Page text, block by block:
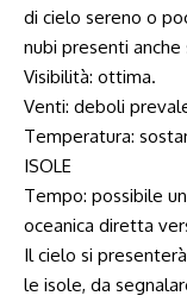
di cielo sereno o
nubi presenti
Visibilità: ottima.
Venti: deboli
Temperatura:
ISOLE
Tempo: possibile
oceanica diretta
Il cielo si
le isole, da